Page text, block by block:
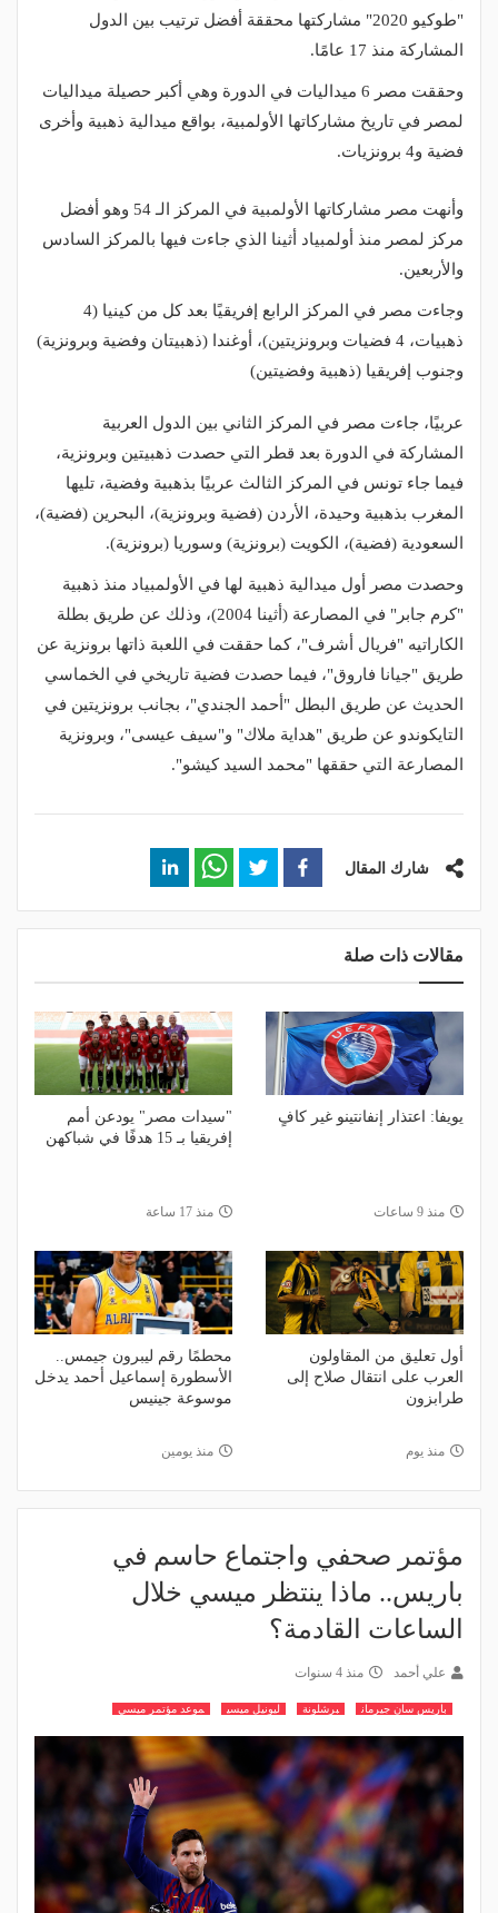
"طوكيو 2020" مشاركتها محققة أفضل ترتيب بين الدول
المشاركة منذ 17 عامًا.
وحققت مصر 6 ميداليات في الدورة وهي أكبر حصيلة ميداليات
لمصر في تاريخ مشاركاتها الأولمبية، بواقع ميدالية ذهبية وأخرى
فضية و4 برونزيات.
وأنهت مصر مشاركاتها الأولمبية في المركز الـ 54 وهو أفضل
مركز لمصر منذ أولمبياد أثينا الذي جاءت فيها بالمركز السادس
والأربعين.
وجاءت مصر في المركز الرابع إفريقيًا بعد كل من كينيا (4
ذهبيات، 4 فضيات وبرونزيتين)، أوغندا (ذهبيتان وفضية وبرونزية)
وجنوب إفريقيا (ذهبية وفضيتين)
عربيًا، جاءت مصر في المركز الثاني بين الدول العربية
المشاركة في الدورة بعد قطر التي حصدت ذهبيتين وبرونزية،
فيما جاء تونس في المركز الثالث عربيًا بذهبية وفضية، تليها
المغرب بذهبية وحيدة، الأردن (فضية وبرونزية)، البحرين (فضية)،
السعودية (فضية)، الكويت (برونزية) وسوريا (برونزية).
وحصدت مصر أول ميدالية ذهبية لها في الأولمبياد منذ ذهبية
"كرم جابر" في المصارعة (أثينا 2004)، وذلك عن طريق بطلة
الكاراتيه "فريال أشرف"، كما حققت في اللعبة ذاتها برونزية عن
طريق "جيانا فاروق"، فيما حصدت فضية تاريخي في الخماسي
الحديث عن طريق البطل "أحمد الجندي"، بجانب برونزيتين في
التايكوندو عن طريق "هداية ملاك" و"سيف عيسى"، وبرونزية
المصارعة التي حققها "محمد السيد كيشو".
شارك المقال
مقالات ذات صلة
يويفا: اعتذار إنفانتينو غير كافٍ
منذ 9 ساعات
"سيدات مصر" يودعن أمم
إفريقيا بـ 15 هدفًا في شباكهن
منذ 17 ساعة
أول تعليق من المقاولون
العرب على انتقال صلاح إلى
طرابزون
منذ يوم
محطمًا رقم ليبرون جيمس..
الأسطورة إسماعيل أحمد يدخل
موسوعة جينيس
منذ يومين
مؤتمر صحفي واجتماع حاسم في
باريس.. ماذا ينتظر ميسي خلال
الساعات القادمة؟
علي أحمد منذ 4 سنوات
باريس سان جيرمان برشلونة ليونيل ميسي موعد مؤتمر ميسي